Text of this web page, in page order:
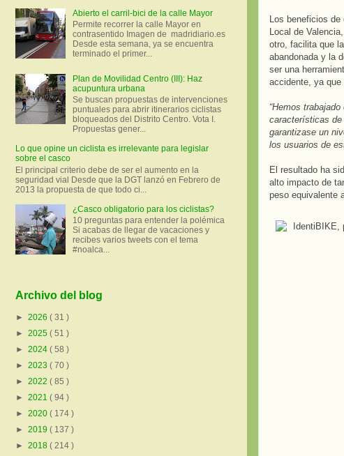
Los beneficios
Local de
otro, facilita que
abandonada y la
ser una
accidente, ya que
“Hemos
características
garantizase un
los usuarios de
El resultado ha
alto impacto de
peso equivalente
Abierto el carril-bici de la calle Mayor
Permite recorrer la calle Mayor en
contrasentido Imagen de madridiario.es
Desde esta semana, ya se encuentra
terminado el primer...
Plan de Movilidad Centro (III): Haz
acupuntura urbana
Se buscan propuestas de intervenciones
puntuales para abrir itinerarios ciclistas
bloqueados del Distrito Centro. Vota I.
Propuestas gener...
Lo que opine un ciclista es irrelevante para legislar
sobre el casco
El principal criterio debe de ser el aumento en la
seguridad vial Desde que la DGT lanzó en Febrero de
2013 la propuesta de que todo ci...
¿Casco obligatorio para los ciclistas?
10 preguntas para entender la polémica
Si acabas de llegar de vacaciones y
recibes varios tweets con el tema
#noalca...
Archivo del blog
► 2026 ( 31 )
► 2025 ( 51 )
► 2024 ( 58 )
► 2023 ( 70 )
► 2022 ( 85 )
► 2021 ( 94 )
► 2020 ( 174 )
► 2019 ( 137 )
► 2018 ( 214 )